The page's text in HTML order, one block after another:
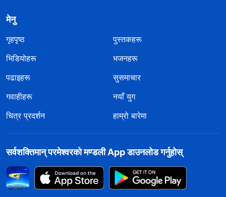
मेनु
गृहपृष्ठ
पुस्तकहरू
भिडियोहरू
भजनहरू
पढाइहरू
सुसमाचार
गवाहीहरू
नयाँ युग
चित्र प्रदर्शन
हाम्रो बारेमा
सर्वशक्तिमान्‌ परमेश्‍वरको मण्डली App डाउनलोड गर्नुहोस्